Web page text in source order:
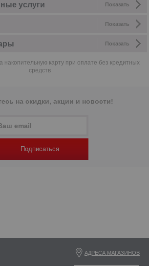
Показать
услуги
Показать
Показать
накопительную карту при оплате без кредитных
средств
на скидки, акции и новости!
Подписаться
АДРЕСА МАГАЗИНОВ